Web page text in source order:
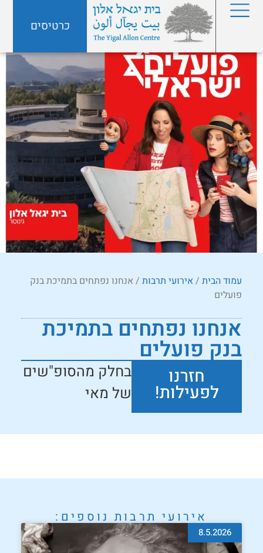
כרטיסים
עמוד הבית/אירועי תרבות/ אנחנו נפתחים בתמיכת בנק
פועלים
אנחנו נפתחים בתמיכת
בנק פועלים
חזרנו
לפעילות!
בחלק מהסופ"שים
של מאי
אירועי תרבותנוספים:
8.5.2026